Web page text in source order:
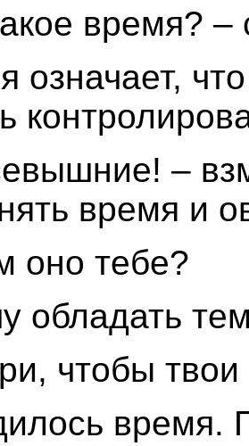
время? –
означает,
–
время и
оно тебе?
обладать
чтобы
время.